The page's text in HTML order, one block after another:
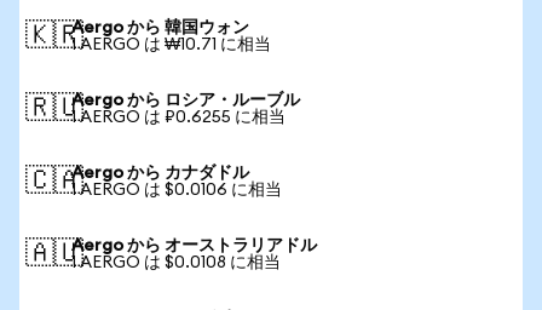
🇰🇷Aergo から 韓国ウォン
1 AERGO は ₩10.71 に相当
🇷🇺Aergo から ロシア・ルーブル
1 AERGO は ₽0.6255 に相当
🇨🇦Aergo から カナダドル
1 AERGO は $0.0106 に相当
🇦🇺Aergo から オーストラリアドル
1 AERGO は $0.0108 に相当